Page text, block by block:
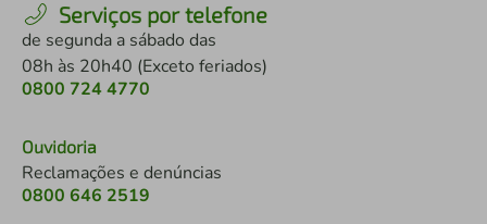
Serviços por telefone
de segunda a sábado das
08h às 20h40 (Exceto feriados)
0800 724 4770
Ouvidoria
Reclamações e denúncias
0800 646 2519